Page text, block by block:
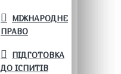
МІЖНАРОДНЕ
ПРАВО
ПІДГОТОВКА
ДО ІСПИТІВ